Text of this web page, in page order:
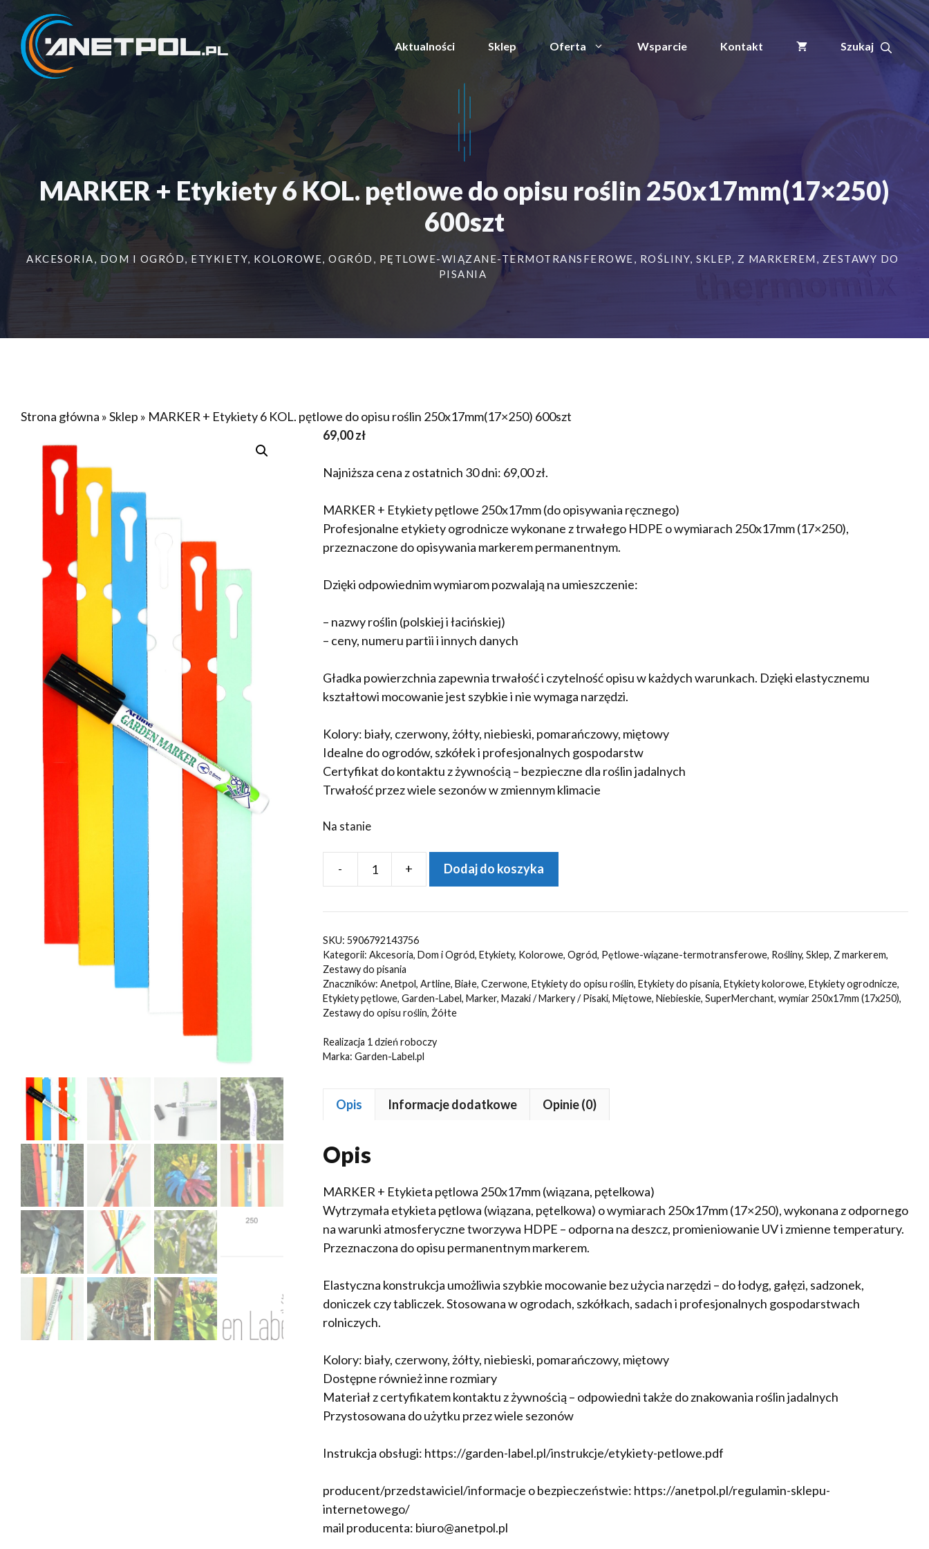
treści
Aktualności Sklep Oferta Wsparcie Kontakt
MARKER + Etykiety 6 KOL. pętlowe do opisu roślin 250x17mm(17×250)
600szt
AKCESORIA, DOM I OGRÓD, ETYKIETY, KOLOROWE,OGRÓD , PĘTLOWE-WIĄZANE-TERMOTRANSFEROWE, ROŚLINY,SKLEP, Z MARKEREM , ZESTAWY DO
PISANIA
Strona główna »Sklep » MARKER + Etykiety 6 KOL. pętlowe do opisu roślin 250x17mm(17×250) 600szt
69,00zł
Najniższa cena z ostatnich 30 dni: 69,00zł.
MARKER + Etykiety pętlowe 250x17mm (do opisywania ręcznego)
Profesjonalne etykiety ogrodnicze wykonane z trwałego HDPE o wymiarach 250x17mm (17×250),
przeznaczone do opisywania markerem permanentnym.
Dzięki odpowiednim wymiarom pozwalają na umieszczenie:
– nazwy roślin (polskiej i łacińskiej)
– ceny, numeru partii i innych danych
Gładka powierzchnia zapewnia trwałość i czytelność opisu w każdych warunkach. Dzięki elastycznemu
kształtowi mocowanie jest szybkie i nie wymaga narzędzi.
Kolory: biały, czerwony, żółty, niebieski, pomarańczowy, miętowy
Idealne do ogrodów, szkółek i profesjonalnych gospodarstw
Certyfikat do kontaktu z żywnością – bezpieczne dla roślin jadalnych
Trwałość przez wiele sezonów w zmiennym klimacie
Na stanie
-
+
Etykiety
6
KOL.
pętlowe
do
roślin
250x17mm(17x250)
+ Dodaj do koszyka
SKU: 5906792143756
Kategorii: Akcesoria, Dom i Ogród, Etykiety, Kolorowe, Ogród, Pętlowe-wiązane-termotransferowe, Rośliny, Sklep, Z markerem,
Zestawy do pisania
Znaczników: Anetpol, Artline, Białe, Czerwone, Etykiety do opisu roślin, Etykiety do pisania, Etykiety kolorowe, Etykiety ogrodnicze,
Etykiety pętlowe, Garden-Label, Marker, Mazaki / Markery / Pisaki, Miętowe, Niebieskie, SuperMerchant, wymiar 250x17mm (17x250),
Zestawy do opisu roślin, Żółte
Realizacja 1 dzień roboczy
Marka: Garden-Label.pl
Opis Informacje dodatkowe Opinie (0)
Opis
MARKER + Etykieta pętlowa 250x17mm (wiązana, pętelkowa)
Wytrzymała etykieta pętlowa (wiązana, pętelkowa) o wymiarach 250x17mm (17×250), wykonana z odpornego
na warunki atmosferyczne tworzywa HDPE – odporna na deszcz, promieniowanie UV i zmienne temperatury.
Przeznaczona do opisu permanentnym markerem.
Elastyczna konstrukcja umożliwia szybkie mocowanie bez użycia narzędzi – do łodyg, gałęzi, sadzonek,
doniczek czy tabliczek. Stosowana w ogrodach, szkółkach, sadach i profesjonalnych gospodarstwach
rolniczych.
Kolory: biały, czerwony, żółty, niebieski, pomarańczowy, miętowy
Dostępne również inne rozmiary
Materiał z certyfikatem kontaktu z żywnością – odpowiedni także do znakowania roślin jadalnych
Przystosowana do użytku przez wiele sezonów
Instrukcja obsługi: https://garden-label.pl/instrukcje/etykiety-petlowe.pdf
producent/przedstawiciel/informacje o bezpieczeństwie: https://anetpol.pl/regulamin-sklepu-
internetowego/
mail producenta: biuro@anetpol.pl
+
Etykiety
6